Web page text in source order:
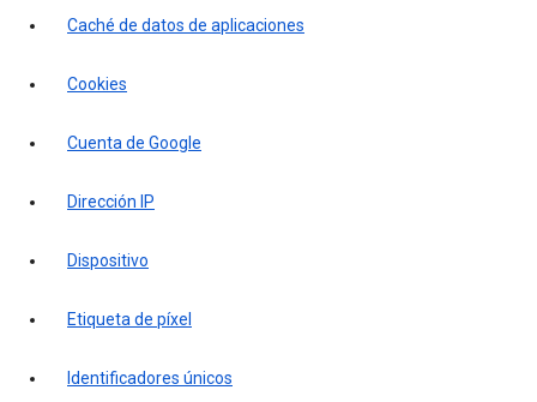
Caché de datos de aplicaciones
Cookies
Cuenta de Google
Dirección IP
Dispositivo
Etiqueta de píxel
Identificadores únicos